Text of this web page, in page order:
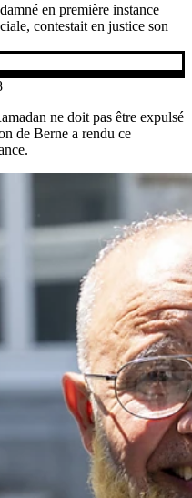
en première instance
contestait en justice son
ne doit pas être expulsé
de Berne a rendu ce